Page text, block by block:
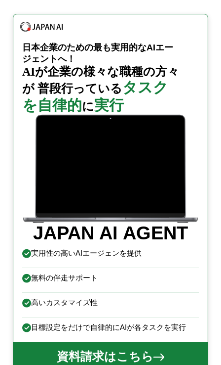
日本企業のための最も実用的なAIエー
ジェントへ！
AIが企業の様々な職種の方々
が普段行っている タスク
を自律的に実行
JAPAN AI AGENT
実用性の高いAIエージェンを提供
無料の伴走サポート
高いカスタマイズ性
目標設定をだけで自律的にAIが各タスクを実行
資料請求はこちら